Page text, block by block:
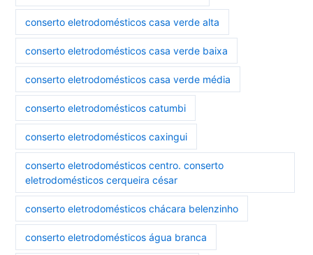
conserto eletrodomésticos casa verde alta
conserto eletrodomésticos casa verde baixa
conserto eletrodomésticos casa verde média
conserto eletrodomésticos catumbi
conserto eletrodomésticos caxingui
conserto eletrodomésticos centro. conserto
eletrodomésticos cerqueira césar
conserto eletrodomésticos chácara belenzinho
conserto eletrodomésticos água branca